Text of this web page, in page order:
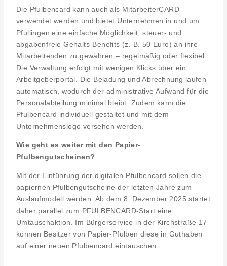
Die Pfulbencard kann auch als MitarbeiterCARD
verwendet werden und bietet Unternehmen in und um
Pfullingen eine einfache Möglichkeit, steuer- und
abgabenfreie Gehalts-Benefits (z. B. 50 Euro) an ihre
Mitarbeitenden zu gewähren – regelmäßig oder flexibel.
Die Verwaltung erfolgt mit wenigen Klicks über ein
Arbeitgeberportal. Die Beladung und Abrechnung laufen
automatisch, wodurch der administrative Aufwand für die
Personalabteilung minimal bleibt. Zudem kann die
Pfulbencard individuell gestaltet und mit dem
Unternehmenslogo versehen werden.
Wie geht es weiter mit den Papier-
Pfulbengutscheinen?
Mit der Einführung der digitalen Pfulbencard sollen die
papiernen Pfulbengutscheine der letzten Jahre zum
Auslaufmodell werden. Ab dem 8. Dezember 2025 startet
daher parallel zum PFULBENCARD-Start eine
Umtauschaktion. Im Bürgerservice in der Kirchstraße 17
können Besitzer von Papier-Pfulben diese in Guthaben
auf einer neuen Pfulbencard eintauschen.